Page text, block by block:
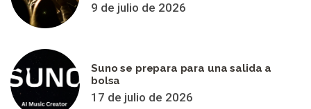
9 de julio de 2026
Suno se prepara para una salida a
bolsa
17 de julio de 2026